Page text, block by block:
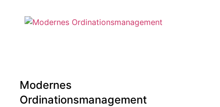
Modernes
Ordinationsmanagement